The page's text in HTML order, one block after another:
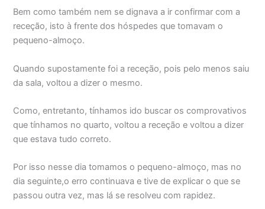
Bem como também nem se dignava a ir confirmar com a
receção, isto à frente dos hóspedes que tomavam o
pequeno-almoço.
Quando supostamente foi a receção, pois pelo menos saiu
da sala, voltou a dizer o mesmo.
Como, entretanto, tínhamos ido buscar os comprovativos
que tínhamos no quarto, voltou a receção e voltou a dizer
que estava tudo correto.
Por isso nesse dia tomamos o pequeno-almoço, mas no
dia seguinte,o erro continuava e tive de explicar o que se
passou outra vez, mas lá se resolveu com rapidez.